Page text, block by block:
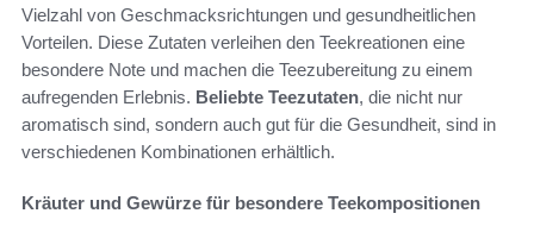
Vielzahl von Geschmacksrichtungen und gesundheitlichen
Vorteilen. Diese Zutaten verleihen den Teekreationen eine
besondere Note und machen die Teezubereitung zu einem
aufregenden Erlebnis. Beliebte Teezutaten, die nicht nur
aromatisch sind, sondern auch gut für die Gesundheit, sind in
verschiedenen Kombinationen erhältlich.
Kräuter und Gewürze für besondere Teekompositionen